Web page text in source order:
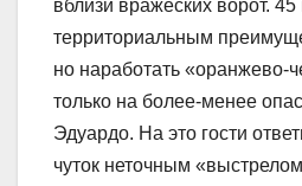
вблизи вражеских ворот.
территориальным
но наработать «оранжево-
только на более-менее
Эдуардо. На это гости
чуток неточным